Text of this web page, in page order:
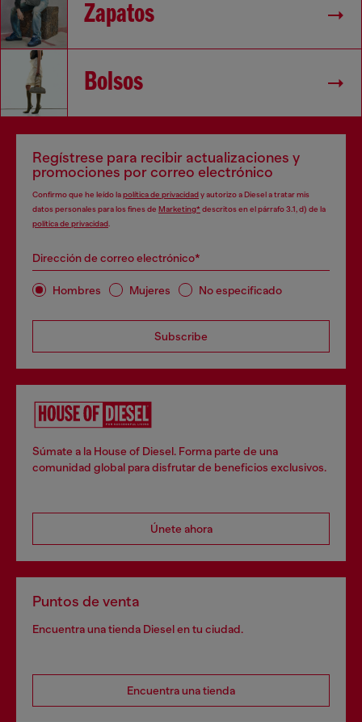
Zapatos
Bolsos
Regístrese para recibir actualizaciones y
promociones por correo electrónico
Confirmo que he leído lapolítica de privacidady autorizo a Diesel a tratar mis
datos personales para los fines de Marketing*descritos en el párrafo 3.1, d) de la
política de privacidad
Dirección de correo electrónico*
Hombres Mujeres No especificado
Subscribe
Súmate a la House of Diesel. Forma parte de una
comunidad global para disfrutar de beneficios exclusivos.
Únete ahora
Puntos de venta
Encuentra una tienda Diesel en tu ciudad.
Encuentra una tienda